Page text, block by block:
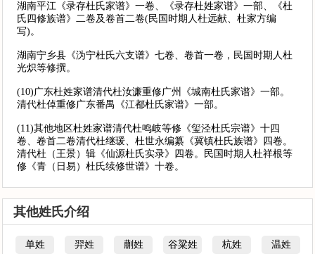
湖南平江《录存杜氏家谱》一卷、《录存杜姓家谱》一部、《杜
氏四修族谱》二卷及卷首二卷(民国时期人杜远献、杜家方编
写)。
湖南宁乡县《沩宁杜氏六支谱》七卷、卷首一卷，民国时期人杜
光炽等修撰。
(10)广东杜姓家谱清代杜汝濂重修广州《城南杜氏家谱》一部。
清代杜倬重修广东番禺《江都杜氏家谱》一部。
(11)其他地区杜姓家谱清代杜鸣岐等修《玺泾杜氏宗谱》十四
卷、卷首二卷清代杜继瑗、杜世永编纂《冀镇杜氏族谱》四卷。
清代杜（王景）辑《仙源杜氏实录》四卷。民国时期人杜祥根等
修《青（日易）杜氏续修世谱》十卷。
其他姓氏介绍
单姓 羿姓 蒯姓 谷粱姓 杭姓 温姓